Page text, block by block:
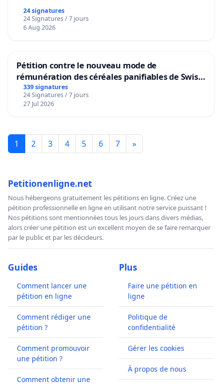
24 signatures
24 Signatures / 7 jours
6 Aug 2026
Pétition contre le nouveau mode de
rémunération des céréales panifiables de Swiss
granum basé sur la teneur en protéines
339 signatures
24 Signatures / 7 jours
27 Jul 2026
1 2 3 4 5 6 7 »
Petitionenligne.net
Nous hébergeons gratuitement les pétitions en ligne. Créez une
pétition professionnelle en ligne en utilisant notre service puissant !
Nos pétitions sont mentionnées tous les jours dans divers médias,
alors créer une pétition est un excellent moyen de se faire remarquer
par le public et par les décideurs.
Guides
Comment lancer une
pétition en ligne
Comment rédiger une
pétition ?
Comment promouvoir
une pétition ?
Comment obtenir une
Plus
Faire une pétition en
ligne
Politique de
confidentialité
Gérer les cookies
À propos de nous